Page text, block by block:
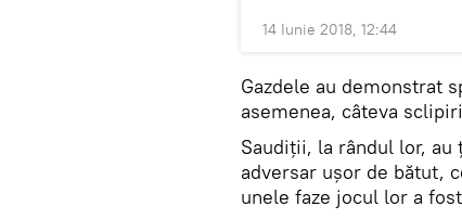
14 Iunie 2018, 12:44
Gazdele au demonstrat
asemenea, câteva
Saudiții, la rândul lor,
adversar ușor de bătut,
unele faze jocul lor a